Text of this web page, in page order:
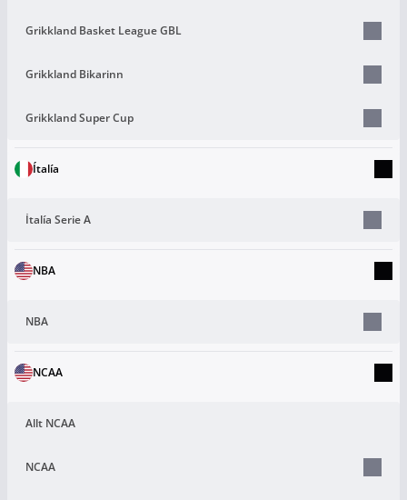
Grikkland Basket League GBL
Grikkland Bikarinn
Grikkland Super Cup
Ítalía
Ítalía Serie A
NBA
NBA
NCAA
Allt NCAA
NCAA